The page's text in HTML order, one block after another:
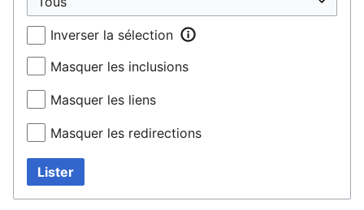
Inverser la sélection
Masquer les inclusions
Masquer les liens
Masquer les redirections
Lister